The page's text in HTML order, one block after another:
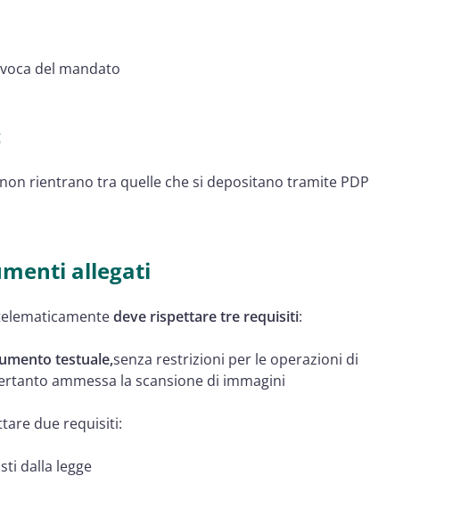
del mandato
rientrano tra quelle che si depositano tramite PDP
allegati
deve rispettare tre requisiti:
testuale,senza restrizioni per le operazioni di
ammessa la scansione di immagini
due requisiti:
dalla legge